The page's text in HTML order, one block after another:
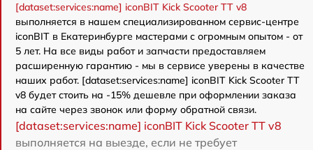
[dataset:services:name] iconBIT Kick Scooter TT v8
выполняется в нашем специализированном сервис-центре
iconBIT в Екатеринбурге мастерами с огромным опытом - от
5 лет. На все виды работ и запчасти предоставляем
расширенную гарантию - мы в сервисе уверены в качестве
наших работ. [dataset:services:name] iconBIT Kick Scooter TT
v8 будет стоить на -15% дешевле при оформлении заказа
на сайте через звонок или форму обратной связи.
[dataset:services:name] iconBIT Kick Scooter TT v8
выполняется на выезде, если не требует